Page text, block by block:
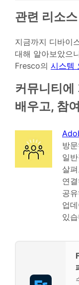
관련 리소스
지금까지 디바이
대해 알아보았으
Fresco의 시스템
커뮤니티에
배우고, 참
방
일
살
연
공
업
있